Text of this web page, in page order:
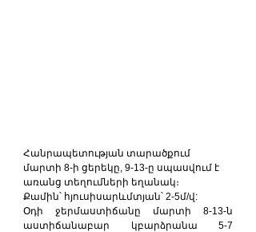
Հանրապետության տարածքում
մարտի 8-ի ցերեկը, 9-13-ը սպասվում է
առանց տեղումների եղանակ։
Քամին՝ հյուսիսարևմտյան՝ 2-5մ/վ:
Օդի ջերմաստիճանը մարտի 8-13-ն
աստիճանաբար կբարձրանա 5-7